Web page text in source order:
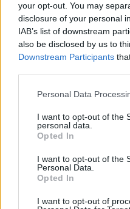
your opt-out. You may
disclosure of your personal
IAB’s list of downstream
also be disclosed by us to
Downstream Participants
Please note that this
not limited to your visit or
grant or deny consent to
use your data for below
consent section.
Personal Data
I want to opt-out of the
personal data.
Opted In
I want to opt-out of the
Personal Data.
Opted In
I want to opt-out of
rendezői koncepció a
akkora hangsúlyt fektet a
Bakonyi Csilla, Lina
ismerős szituációk és
több elemében elszakadó
elemelt, hogy közben
akinek bevallása szerint
a próbafolyamat ideje alatt.
ismeretséggel egyre
fanatizmusát
a rendező,